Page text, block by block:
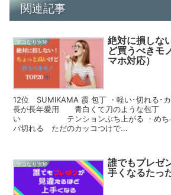
関連記事
マコなり実験
絶対に損しな
ど買うべき
マホ対応）
12位 SUMIKAMA 霞 包丁 ・軽い･切れる･
長が長年愛用 青白くて刀のような包
い テンションぶち上がる ・めちゃ
パ切れる ただのカッコつけで...
マコなり実験
誰でもプレゼ
手くなるたっ